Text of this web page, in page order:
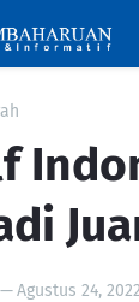
—Agustus 24, 2022